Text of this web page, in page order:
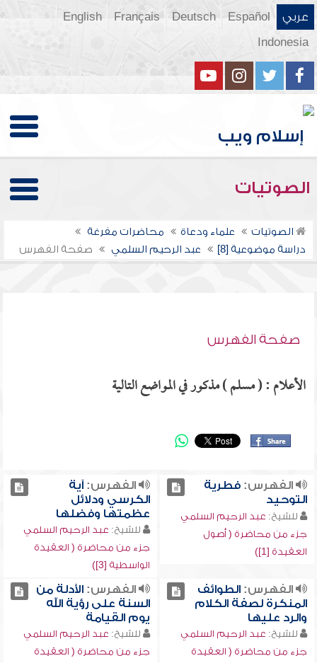
عربي Español
Deutsch
Français
English
Indonesia
الصوتيات
الصوتيات علماء ودعاة
محاضرات مفرغة
دراسة موضوعية [8]
عبد الرحيم السلمي صفحة الفهرس
صفحة الفهرس
الأعلام : ( مسلم ) مذكور في المواضع التالية
الفهرس:فطرية
التوحيد
للشيخ: عبد الرحيم السلمي
جزء من محاضرة ( أصول
العقيدة [1])
الفهرس:آية
الكرسي ودلائل
عظمتها وفضلها
للشيخ: عبد الرحيم السلمي
جزء من محاضرة ( العقيدة
الواسطية [3])
الفهرس:الطوائف
المنكرة لصفة الكلام
والرد عليها
للشيخ: عبد الرحيم السلمي
جزء من محاضرة ( العقيدة
الفهرس:الأدلة من
السنة على رؤية الله
يوم القيامة
للشيخ: عبد الرحيم السلمي
جزء من محاضرة ( العقيدة